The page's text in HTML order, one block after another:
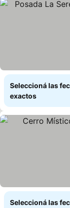
Seleccioná las
exactos
Seleccioná las